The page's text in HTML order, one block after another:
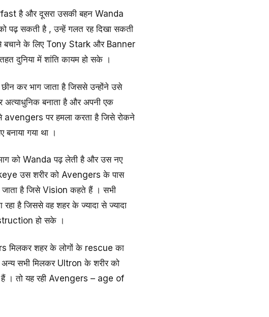
है और दूसरा उसकी बहन Wanda
सकती है , उन्हें गलत रह दिखा सकती
बचाने के लिए Tony Stark और Banner
दुनिया में शांति कायम हो सके ।
कर भाग जाता है जिससे उन्होंने उसे
बनाता है और अपनी एक
पर हमला करता है जिसे रोकने
गया था ।
को Wanda पढ़ लेती है और उस नए
उस शरीर को Avengers के पास
है जिसे Vision कहते हैं । सभी
है जिससे वह शहर के ज्यादा से ज्यादा
हो सके ।
मिलकर शहर के लोगों के rescue का
सभी मिलकर Ultron के शरीर को
। तो यह रही Avengers – age of